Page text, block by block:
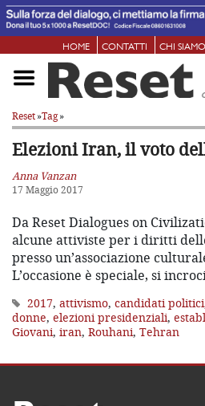
HOME CONTATTI CHI SIAMO
Reset»Tag»
Elezioni Iran, il voto
Anna Vanzan
17 Maggio 2017
Da Reset Dialogues on
alcune attiviste per i diritti
presso un’associazione
L’occasione è speciale, si
2017, attivismo, candidati politici
donne, elezioni presidenziali,
Giovani, iran, Rouhani, Tehran